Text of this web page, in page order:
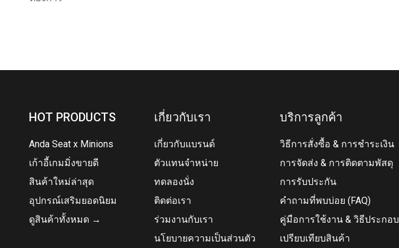
HOT PRODUCTS
Anda Seat x Minions
เก้าอี้เกมมิ่งขายดี
สินค้าใหม่ล่าสุด
อุปกรณ์เสริมยอดนิยม
ดูสินค้าทั้งหมด →
เกี่ยวกับเรา
เกี่ยวกับแบรนด์
ตัวแทนจำหน่าย
ทดลองนั่ง
ติดต่อเรา
ร่วมงานกับเรา
นโยบายความเป็นส่วนตัว
บริการลูกค้า
วิธีการสั่งซื้อ & การชำระเงิน
การจัดส่ง & การติดตามพัสดุ
การรับประกัน
คำถามที่พบบ่อย (FAQ)
คู่มือการใช้งาน & วิธีประกอบ
เปรียบเทียบสินค้า